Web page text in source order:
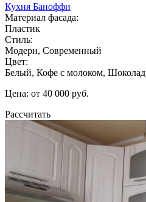
Кухня Баноффи
Материал фасада:
Пластик
Стиль:
Модерн, Современный
Цвет:
Белый, Кофе с молоком, Шоколад
Цена: от 40 000 руб.
Рассчитать